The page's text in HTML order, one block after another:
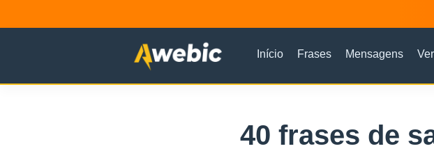
Início Frases Mensagens
40 frases de